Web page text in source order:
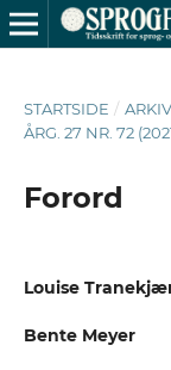
STARTSIDE /
ÅRG. 27 NR. 72
Forord
Louise
Bente Meyer